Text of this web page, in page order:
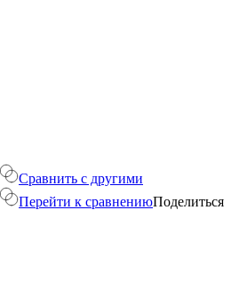
Сравнить с другими
Перейти к сравнениюПоделиться